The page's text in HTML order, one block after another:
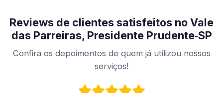
Reviews de clientes satisfeitos no Vale
das Parreiras, Presidente Prudente‑SP
Confira os depoimentos de quem já utilizou nossos
serviços!